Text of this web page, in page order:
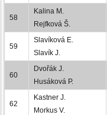
58
Kalina M.
Rejfková Š.
59
Slavíková E.
Slavík J.
60
Dvořák J.
Husáková P.
62
Kastner J.
Morkus V.